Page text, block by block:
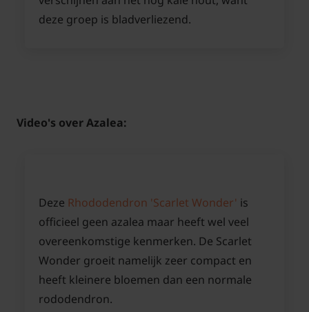
deze groep is bladverliezend.
Video's over Azalea:
Deze Rhododendron 'Scarlet Wonder' is
officieel geen azalea maar heeft wel veel
overeenkomstige kenmerken. De Scarlet
Wonder groeit namelijk zeer compact en
heeft kleinere bloemen dan een normale
rododendron.